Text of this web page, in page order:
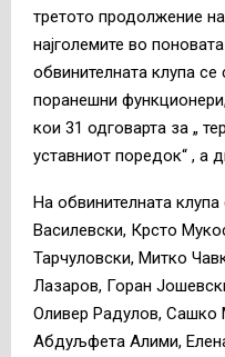
третото продолжение
најголемите во
обвинителната клупа
поранешни
кои 31 одговарта за „
уставниот поредок“ , а
На обвинителната
Василевски, Крсто
Тарчуловски, Митко
Лазаров, Горан
Оливер Радулов, Сашко
Абдуљфета Алими,